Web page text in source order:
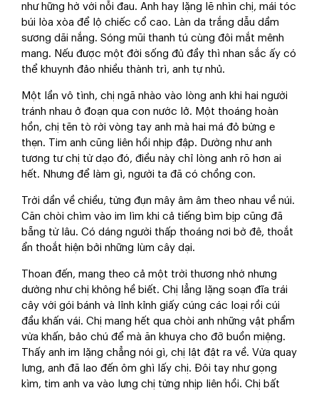
như hững hờ với nỗi đau. Anh hay lặng lẽ nhìn chị, mái tóc
búi lòa xòa để lộ chiếc cổ cao. Làn da trắng dẫu dầm
sương dãi nắng. Sóng mũi thanh tú cùng đôi mắt mênh
mang. Nếu được một đời sống đủ đầy thì nhan sắc ấy có
thể khuynh đảo nhiều thành trì, anh tự nhủ.
Một lần vô tình, chị ngã nhào vào lòng anh khi hai người
tránh nhau ở đoạn qua con nước lở. Một thoáng hoàn
hồn, chị tẽn tò rời vòng tay anh mà hai má đỏ bừng e
thẹn. Tim anh cũng liên hồi nhịp đập. Dường như anh
tương tư chị từ dạo đó, điều này chỉ lòng anh rõ hơn ai
hết. Nhưng để làm gì, người ta đã có chồng con.
Trời dần về chiều, từng đụn mây âm âm theo nhau về núi.
Căn chòi chìm vào im lìm khi cả tiếng bìm bịp cũng đã
bẵng từ lâu. Có dáng người thấp thoáng nơi bờ đê, thoắt
ẩn thoắt hiện bởi những lùm cây dại.
Thoan đến, mang theo cả một trời thương nhớ nhưng
dường như chị không hề biết. Chị lẳng lặng soạn đĩa trái
cây với gói bánh và lỉnh kỉnh giấy cúng các loại rồi cúi
đầu khấn vái. Chị mang hết qua chòi anh những vật phẩm
vừa khấn, bảo chú để mà ăn khuya cho đỡ buồn miệng.
Thấy anh im lặng chẳng nói gì, chị lật đật ra về. Vừa quay
lưng, anh đã lao đến ôm ghì lấy chị. Đôi tay như gọng
kìm, tim anh va vào lưng chị từng nhịp liên hồi. Chị bất